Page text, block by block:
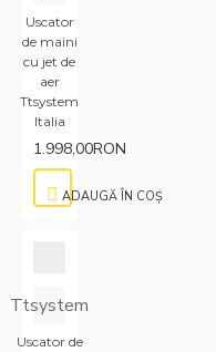
Uscator
de maini
cu jet de
aer
Ttsystem
Italia
1.998,00RON
ADAUGĂ ÎN COŞ
Ttsystem
Uscator de